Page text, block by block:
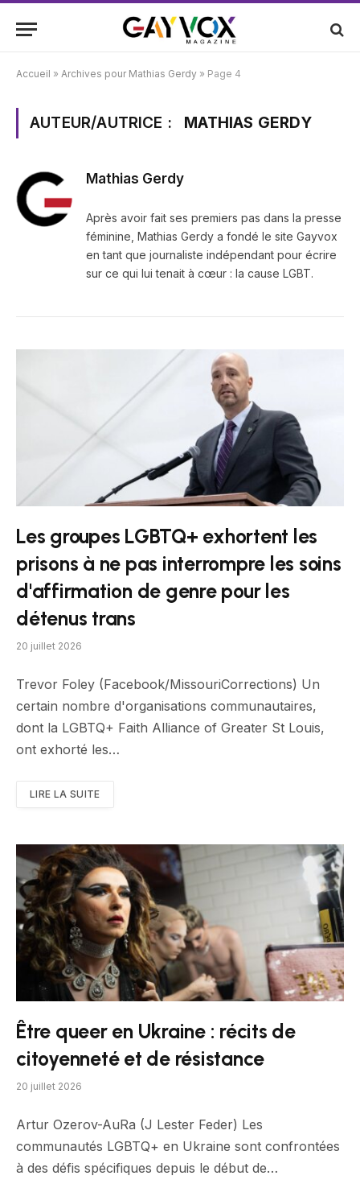
Accueil » Archives pour Mathias Gerdy » Page 4
AUTEUR/AUTRICE : MATHIAS GERDY
Mathias Gerdy
Après avoir fait ses premiers pas dans la presse
féminine, Mathias Gerdy a fondé le site Gayvox
en tant que journaliste indépendant pour écrire
sur ce qui lui tenait à cœur : la cause LGBT.
Les groupes LGBTQ+ exhortent les
prisons à ne pas interrompre les soins
d'affirmation de genre pour les
détenus trans
20 juillet 2026
Trevor Foley (Facebook/MissouriCorrections) Un
certain nombre d'organisations communautaires,
dont la LGBTQ+ Faith Alliance of Greater St Louis,
ont exhorté les…
LIRE LA SUITE
Être queer en Ukraine : récits de
citoyenneté et de résistance
20 juillet 2026
Artur Ozerov-AuRa (J Lester Feder) Les
communautés LGBTQ+ en Ukraine sont confrontées
à des défis spécifiques depuis le début de…